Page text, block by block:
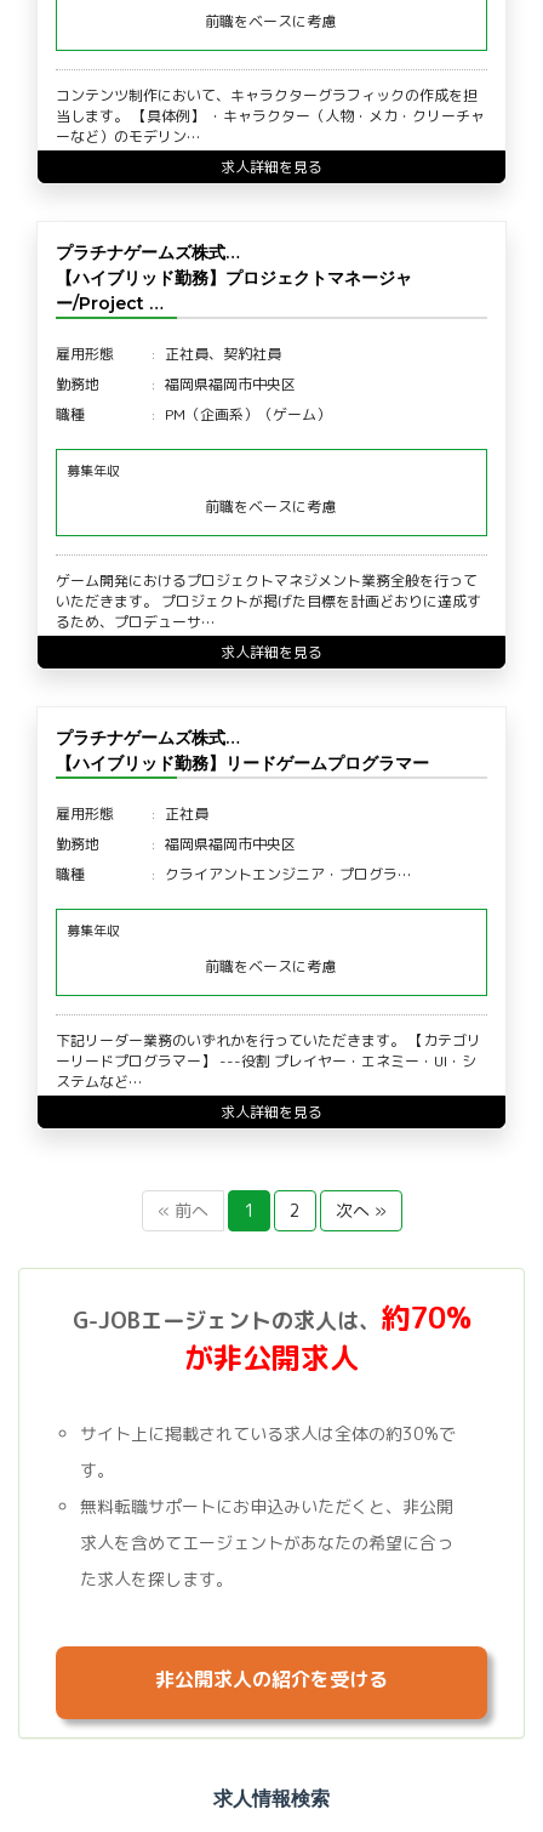
前職をベースに考慮
コンテンツ制作において、キャラクターグラフィックの作成を担
当します。 【具体例】 ・キャラクター（人物・メカ・クリーチャ
ーなど）のモデリン…
求人詳細を見る
プラチナゲームズ株式…
【ハイブリッド勤務】プロジェクトマネージャ
ー/Project …
雇用形態
正社員、契約社員
勤務地
福岡県福岡市中央区
職種
PM（企画系）（ゲーム）
募集年収
前職をベースに考慮
ゲーム開発におけるプロジェクトマネジメント業務全般を行って
いただきます。 プロジェクトが掲げた目標を計画どおりに達成す
るため、プロデューサ…
求人詳細を見る
プラチナゲームズ株式…
【ハイブリッド勤務】リードゲームプログラマー
雇用形態
正社員
勤務地
福岡県福岡市中央区
職種
クライアントエンジニア・プログラ…
募集年収
前職をベースに考慮
下記リーダー業務のいずれかを行っていただきます。 【カテゴリ
ーリードプログラマー】 ---役割 プレイヤー・エネミー・UI・シ
ステムなど…
求人詳細を見る
« 前へ 1 2 次へ »
G-JOBエージェントの求人は、 約70%
が非公開求人
サイト上に掲載されている求人は全体の約30%で
す。
無料転職サポートにお申込みいただくと、非公開
求人を含めてエージェントがあなたの希望に合っ
た求人を探します。
非公開求人の紹介を受ける
求人情報検索